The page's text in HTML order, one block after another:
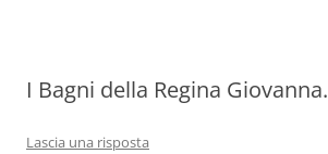
I Bagni della Regina Giovanna.
Lascia una risposta